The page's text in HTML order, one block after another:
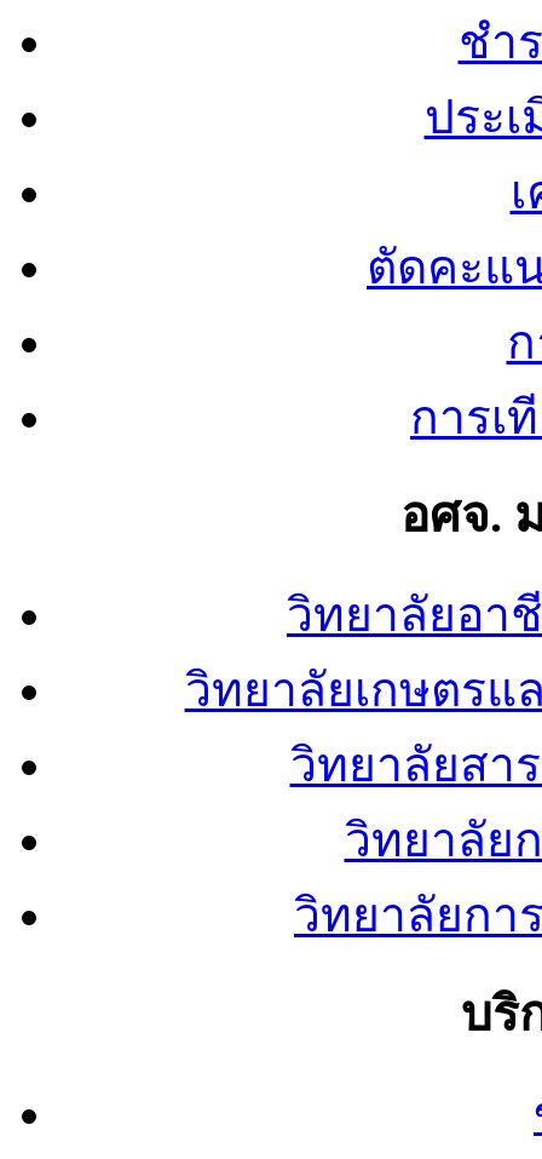
ชำ
ประ
ตัดคะแ
การเ
อศจ.
วิทยาลัยอา
วิทยาลัยเกษตรแ
วิทยาลัยสา
วิทยาลัย
วิทยาลัยก
บริ